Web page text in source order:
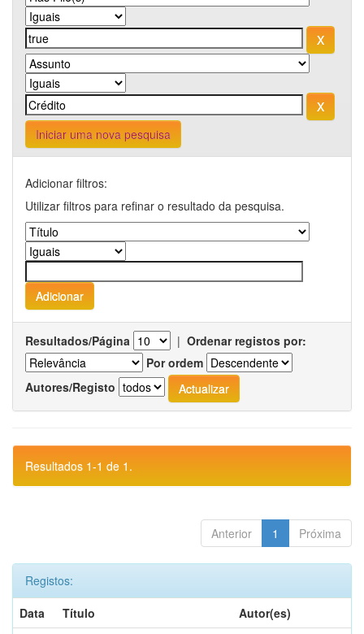
Iniciar uma nova pesquisa
Adicionar filtros:
Utilizar filtros para refinar o resultado da pesquisa.
Resultados/Página | Ordenar registos por:
Por ordem
Autores/Registo
Resultados 1-1 de 1.
Anterior 1 Próxima
Registos:
Data
Título
Autor(es)